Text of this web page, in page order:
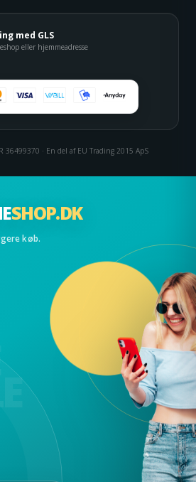
SHOP.DK
køb.
med GLS
eller hjemmeadresse
36499370 · En del af EU Trading 2015 ApS